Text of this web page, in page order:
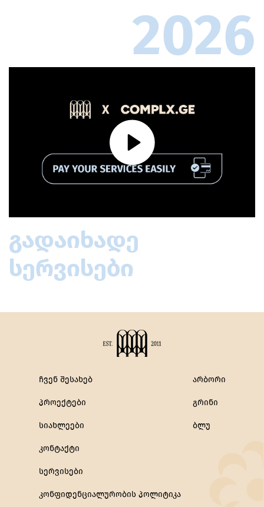
გადაიხადე
სერვისები
2026
ჩვენ შესახებ
პროექტები
სიახლეები
კონტაქტი
სერვისები
კონფიდენციალურობის პოლიტიკა
არბორი
გრინი
ბლუ